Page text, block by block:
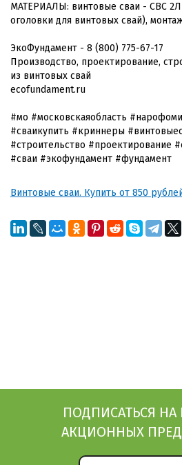
МАТЕРИАЛЫ: винтовые сваи - СВС
оголовки для винтовых свай),
ЭкоФундамент - 8 (800) 775-67-17
Производство, проектирование,
из винтовых свай
ecofundament.ru
#мо #московскаяобласть
#сваикупить #криннеры
#строительство #проектирование
#сваи #экофундамент #фундамент
Винтовые сваи. Купить от 850
ПОДПИСАТЬСЯ НА
АКЦИОННЫХ